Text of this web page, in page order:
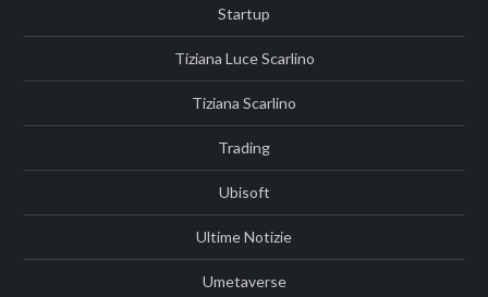
Startup
Tiziana Luce Scarlino
Tiziana Scarlino
Trading
Ubisoft
Ultime Notizie
Umetaverse